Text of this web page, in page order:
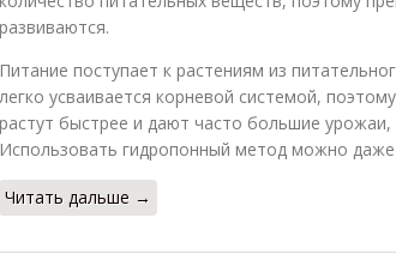
развиваются.
Питание поступает к растениям из
легко усваивается корневой системой,
растут быстрее и дают часто большие
Использовать гидропонный метод можно
Читать дальше →